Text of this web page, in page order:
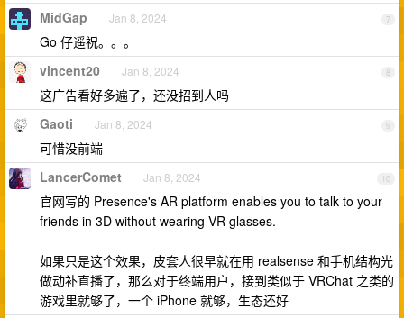
7
MidGap Jan 8, 2024
Go 仔遥祝。。。
8
vincent20 Jan 8, 2024
这广告看好多遍了，还没招到人吗
9
Gaoti Jan 8, 2024
可惜没前端
10
LancerComet Jan 8, 2024
官网写的 Presence's AR platform enables you to talk to your
friends in 3D without wearing VR glasses.
如果只是这个效果，皮套人很早就在用 realsense 和手机结构光
做动补直播了，那么对于终端用户，接到类似于 VRChat 之类的
游戏里就够了，一个 iPhone 就够，生态还好